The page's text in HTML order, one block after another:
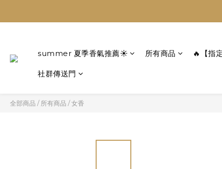
summer 夏季香氣推薦☀️ 所有商品 🔥【指
社群傳送門
全部商品 /所有商品 /女香